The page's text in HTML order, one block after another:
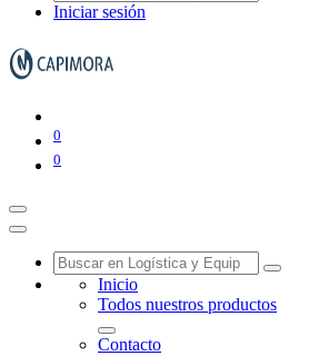
Iniciar sesión
0
0
Inicio
Todos nuestros productos
Contacto